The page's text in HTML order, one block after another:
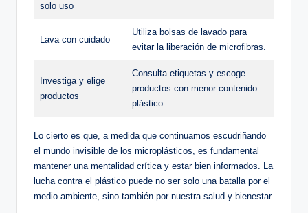
solo uso
Lava con cuidado
Utiliza bolsas de lavado para
evitar la liberación de microfibras.
Investiga y elige
productos
Consulta etiquetas y escoge
productos con menor contenido
plástico.
Lo cierto es que, a medida que continuamos escudriñando
el mundo invisible de los microplásticos, es fundamental
mantener una mentalidad crítica y estar bien informados. La
lucha contra el plástico puede no ser solo una batalla por el
medio ambiente, sino también por nuestra salud y bienestar.